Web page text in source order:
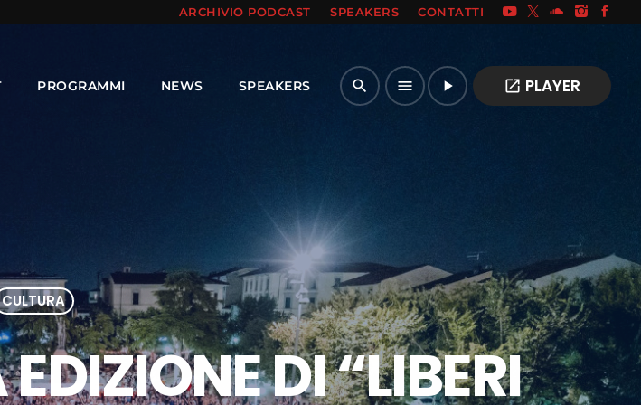
ARCHIVIO PODCAST SPEAKERS CONTATTI
PROGRAMMI NEWS SPEAKERS search menu play_arrow open_in_new PLAYER
CULTURA
DI “LIBERI